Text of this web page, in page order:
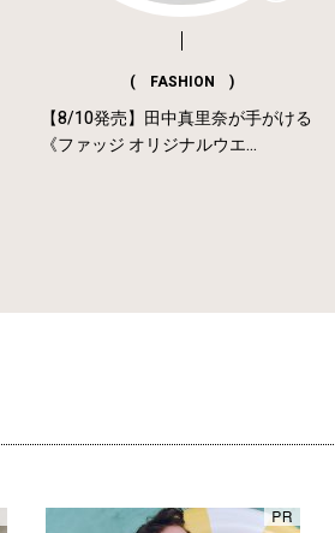
( FASHION )
【8/10発売】田中真里奈が手がける
《ファッジ オリジナルウエ...